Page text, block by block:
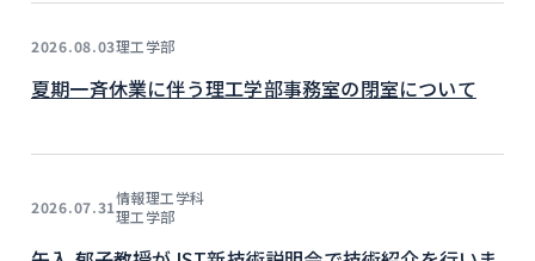
2026.08.03理工学部
夏期一斉休業に伴う理工学部事務室の閉室について
2026.07.31情報理工学科
理工学部